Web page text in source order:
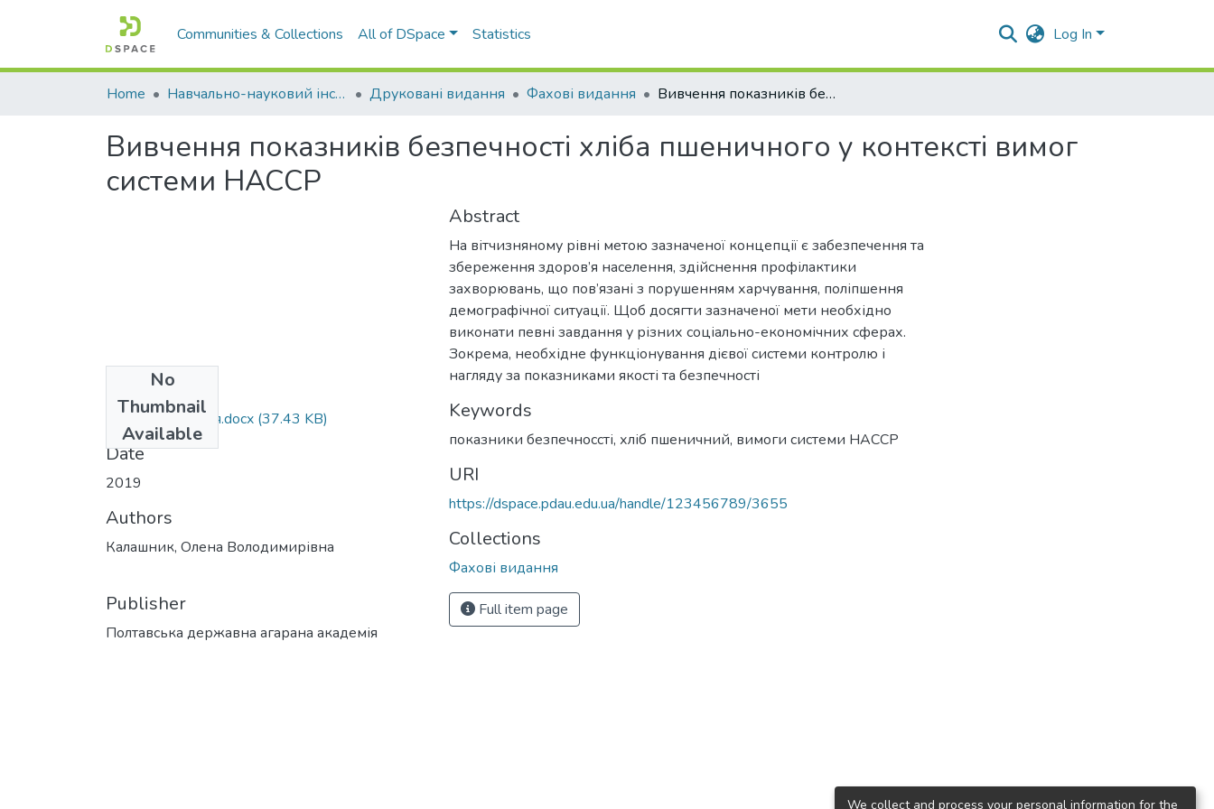
Communities & Collections All of DSpace Statistics Log In
Home Навчально-науковий інститут економіки, управління, права та інформаційних технологій Друковані видання Фахові видання Вивчення показників безпечності хліба пшеничного у контексті вимог системи НАССР
Вивчення показників безпечності хліба пшеничного у контексті вимог
системи НАССР
No
Thumbnail
Available
Калашник_стаття.docx (37.43 KB)
Date
2019
Authors
Калашник, Олена Володимирівна
Publisher
Полтавська державна агарана академія
Abstract
На вітчизняному рівні метою зазначеної концепції є забезпечення та
збереження здоров’я населення, здійснення профілактики
захворювань, що пов’язані з порушенням харчування, поліпшення
демографічної ситуації. Щоб досягти зазначеної мети необхідно
виконати певні завдання у різних соціально-економічних сферах.
Зокрема, необхідне функціонування дієвої системи контролю і
нагляду за показниками якості та безпечності
Keywords
показники безпечноссті, хліб пшеничний, вимоги системи НАССР
URI
https://dspace.pdau.edu.ua/handle/123456789/3655
Collections
Фахові видання
Full item page
We collect and process your personal information for the